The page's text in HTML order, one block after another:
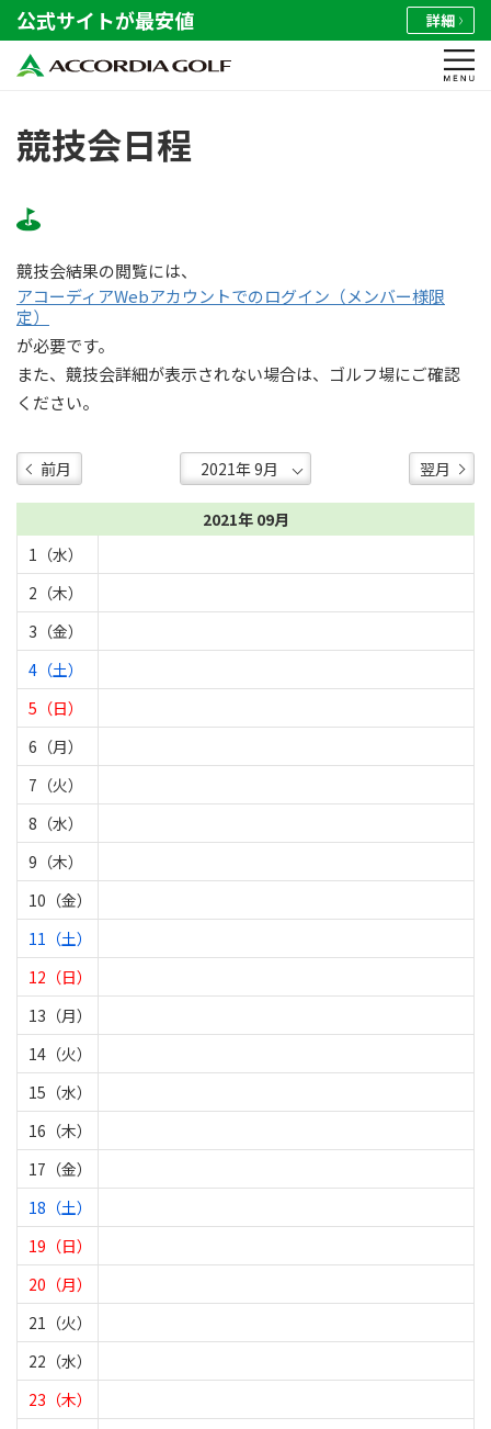
公式サイトが最安値 詳細
競技会日程
競技会結果の閲覧には、
アコーディアWebアカウントでのログイン（メンバー様限
定）
が必要です。
また、競技会詳細が表示されない場合は、ゴルフ場にご確認
ください。
前月 翌月
2021年 09月
1（水）
2（木）
3（金）
4（土）
5（日）
6（月）
7（火）
8（水）
9（木）
10（金）
11（土）
12（日）
13（月）
14（火）
15（水）
16（木）
17（金）
18（土）
19（日）
20（月）
21（火）
22（水）
23（木）